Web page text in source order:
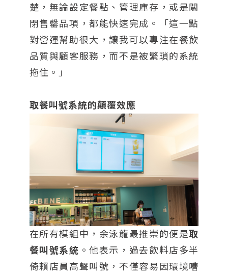
楚，無論設定餐點、管理庫存，或是關
閉售罄品項，都能快速完成。「這一點
對營運幫助很大，讓我可以專注在餐飲
品質與顧客服務，而不是被繁瑣的系統
拖住。」
取餐叫號系統的顛覆效應
在所有模組中，余泳龍最推崇的便是取
餐叫號系統 。他表示，過去飲料店多半
倚賴店員高聲叫號，不僅容易因環境嘈